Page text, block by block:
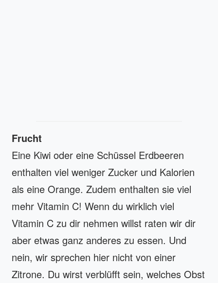
Frucht
Eine Kiwi oder eine Schüssel Erdbeeren
enthalten viel weniger Zucker und Kalorien
als eine Orange. Zudem enthalten sie viel
mehr Vitamin C! Wenn du wirklich viel
Vitamin C zu dir nehmen willst raten wir dir
aber etwas ganz anderes zu essen. Und
nein, wir sprechen hier nicht von einer
Zitrone. Du wirst verblüfft sein, welches Obst